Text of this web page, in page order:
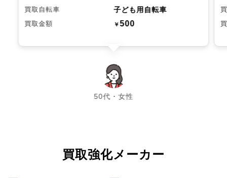
買取自転車 子ども用自転車
買取金額 ￥500
50代・女性
chevron_left chevron_right
買取強化メーカー